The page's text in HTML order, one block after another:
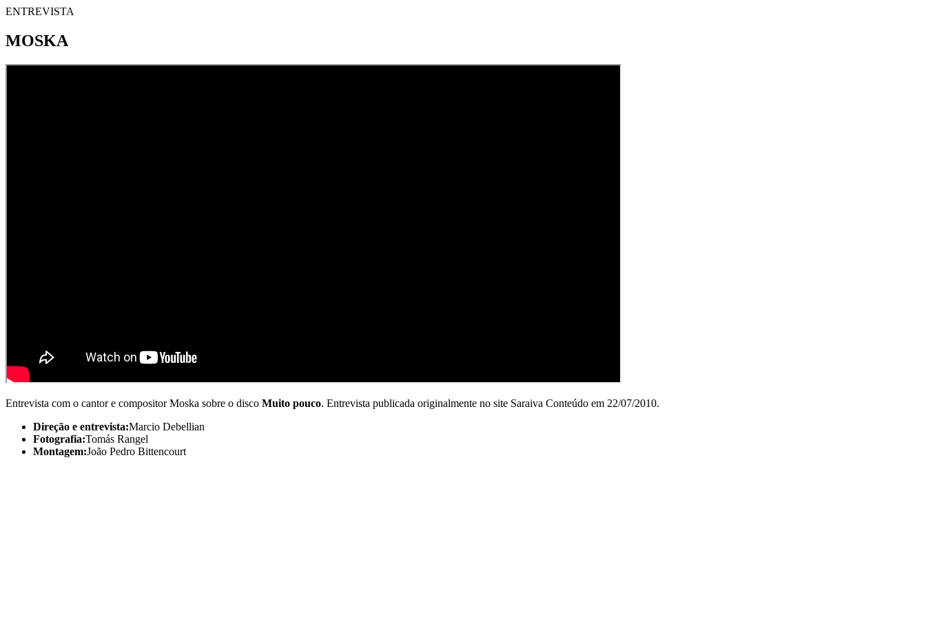
ENTREVISTA
MOSKA
Entrevista com o cantor e compositor Moska sobre o disco Muito pouco. Entrevista publicada originalmente no site Saraiva Conteúdo em 22/07/2010.
Direção e entrevista:Marcio Debellian
Fotografia:Tomás Rangel
Montagem:João Pedro Bittencourt